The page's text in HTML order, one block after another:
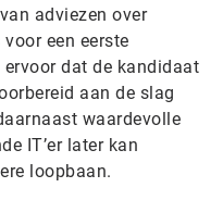
adviezen over
een eerste
dat de kandidaat
aan de slag
waardevolle
IT’er later kan
loopbaan.